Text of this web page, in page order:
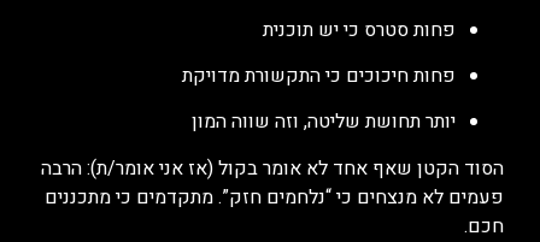
פחות סטרס כי יש תוכנית
פחות חיכוכים כי התקשורת מדויקת
יותר תחושת שליטה, וזה שווה המון
הסוד הקטן שאף אחד לא אומר בקול (אז אני אומר/ת): הרבה
פעמים לא מנצחים כי “נלחמים חזק”. מתקדמים כי מתכננים
חכם.